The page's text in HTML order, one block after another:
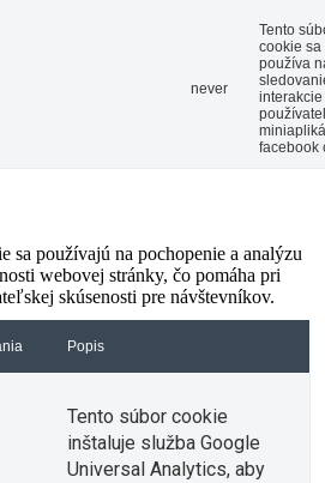
never
Tento
cookie sa
používa
interakcie
facebook
sa používajú na pochopenie a analýzu
webovej stránky, čo pomáha pri
skúsenosti pre návštevníkov.
Popis
Tento súbor cookie
inštaluje služba Google
Universal Analytics, aby